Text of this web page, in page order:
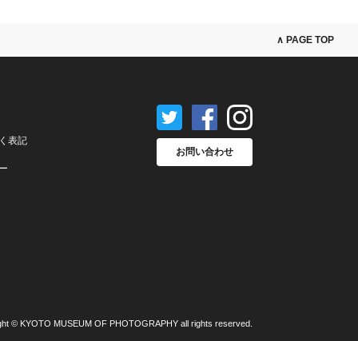
∧ PAGE TOP
表記
お問い合わせ
© KYOTO MUSEUM OF PHOTOGRAPHY all rights reserved.